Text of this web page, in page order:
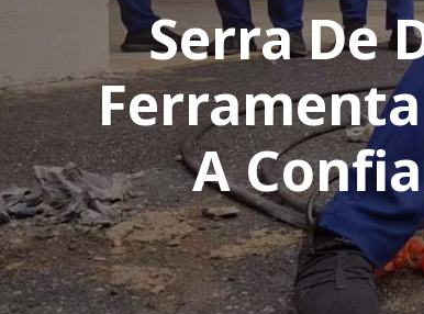
Serra De
A